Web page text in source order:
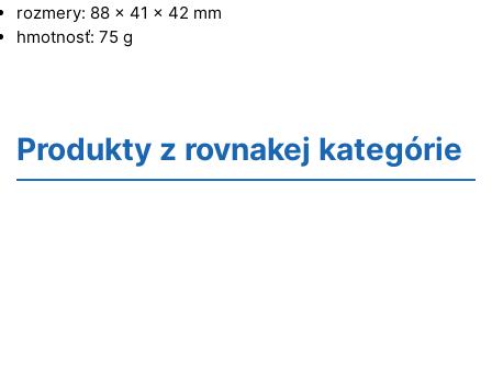
rozmery: 88 x 41 x 42 mm
hmotnosť: 75 g
Produkty z rovnakej kategórie